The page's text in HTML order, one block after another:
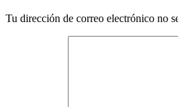
Tu dirección de correo electrónico no